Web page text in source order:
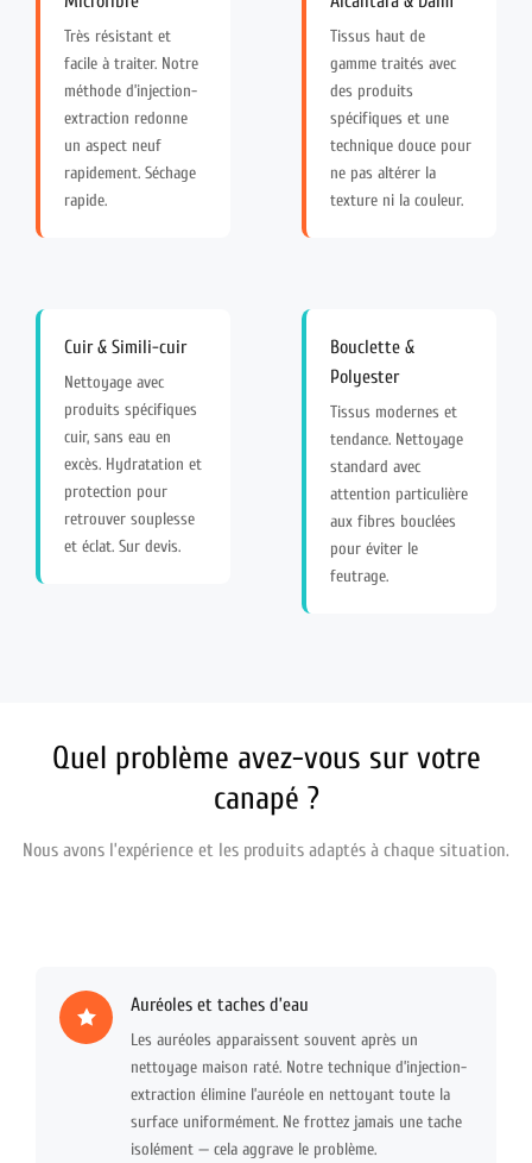
Très résistant et
facile à traiter. Notre
méthode d’injection-
extraction redonne
un aspect neuf
rapidement. Séchage
rapide.
Tissus haut de
gamme traités avec
des produits
spécifiques et une
technique douce pour
ne pas altérer la
texture ni la couleur.
Cuir & Simili-cuir
Nettoyage avec
produits spécifiques
cuir, sans eau en
excès. Hydratation et
protection pour
retrouver souplesse
et éclat. Sur devis.
Bouclette &
Polyester
Tissus modernes et
tendance. Nettoyage
standard avec
attention particulière
aux fibres bouclées
pour éviter le
feutrage.
Quel problème avez-vous sur votre
canapé ?
Nous avons l’expérience et les produits adaptés à chaque situation.
Auréoles et taches d’eau
Les auréoles apparaissent souvent après un
nettoyage maison raté. Notre technique d’injection-
extraction élimine l’auréole en nettoyant toute la
surface uniformément. Ne frottez jamais une tache
isolément — cela aggrave le problème.